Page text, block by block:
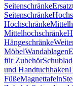
Seitenschränke
Seitenschränke
Hochschränke
Mittelhochschränke
Hängeschränke
MöbelWandablagen
für Zubehör
und Handtuchhaken
FüßeMagnettafeln